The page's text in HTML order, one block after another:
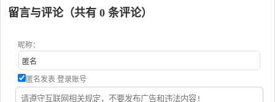
留言与评论（共有 0 条评论）
昵称：
匿名发表 登录账号